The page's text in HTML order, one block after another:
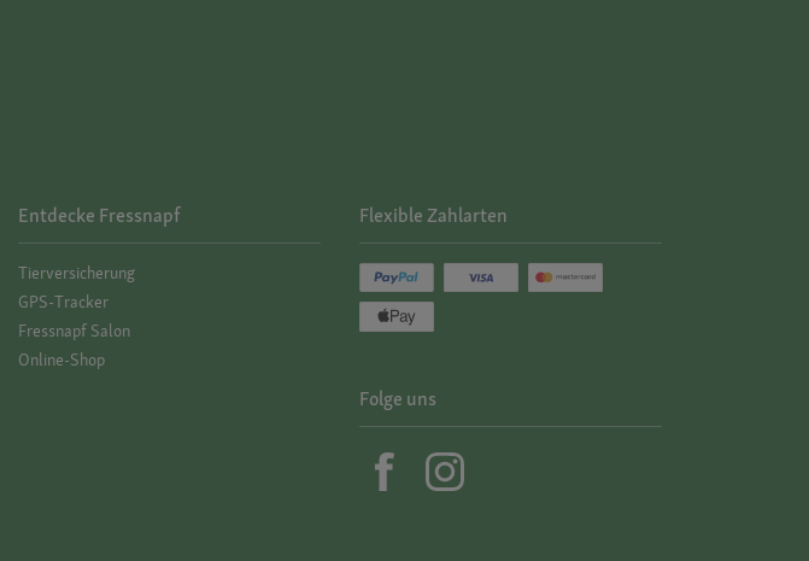
Entdecke Fressnapf
Tierversicherung
GPS-Tracker
Fressnapf Salon
Online-Shop
Flexible Zahlarten
Folge uns